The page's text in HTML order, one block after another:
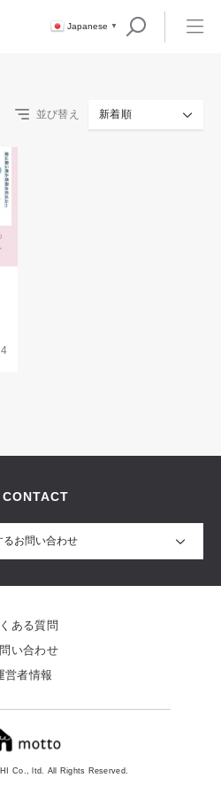
Japanese ▼
並び替え 新着順
CONTACT
お問い合わせ
Co., ltd. All Rights Reserved.
ある質問
い合わせ
営者情報